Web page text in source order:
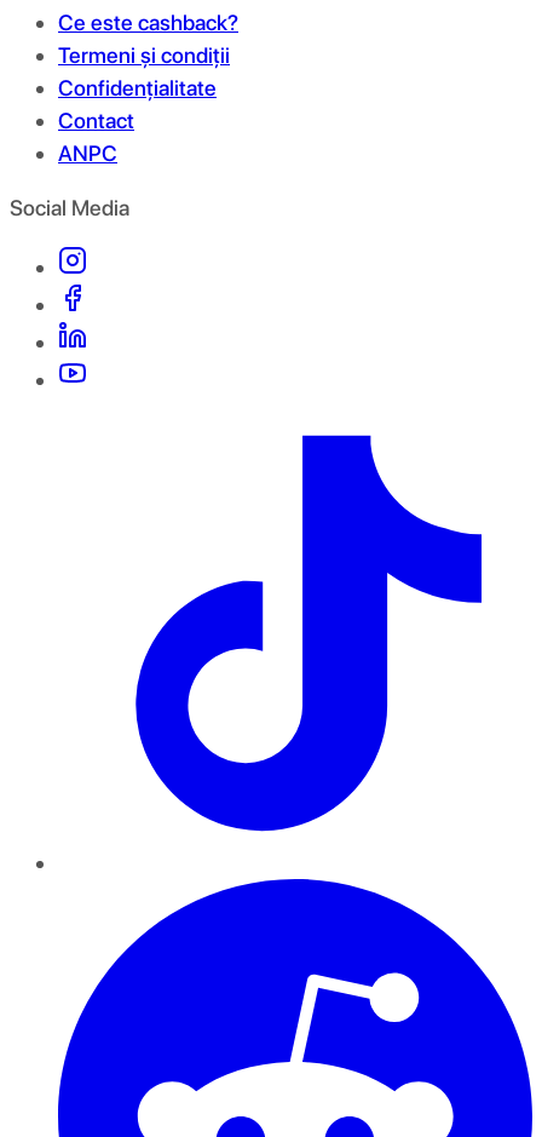
Ce este cashback?
Termeni și condiții
Confidențialitate
Contact
ANPC
Social Media